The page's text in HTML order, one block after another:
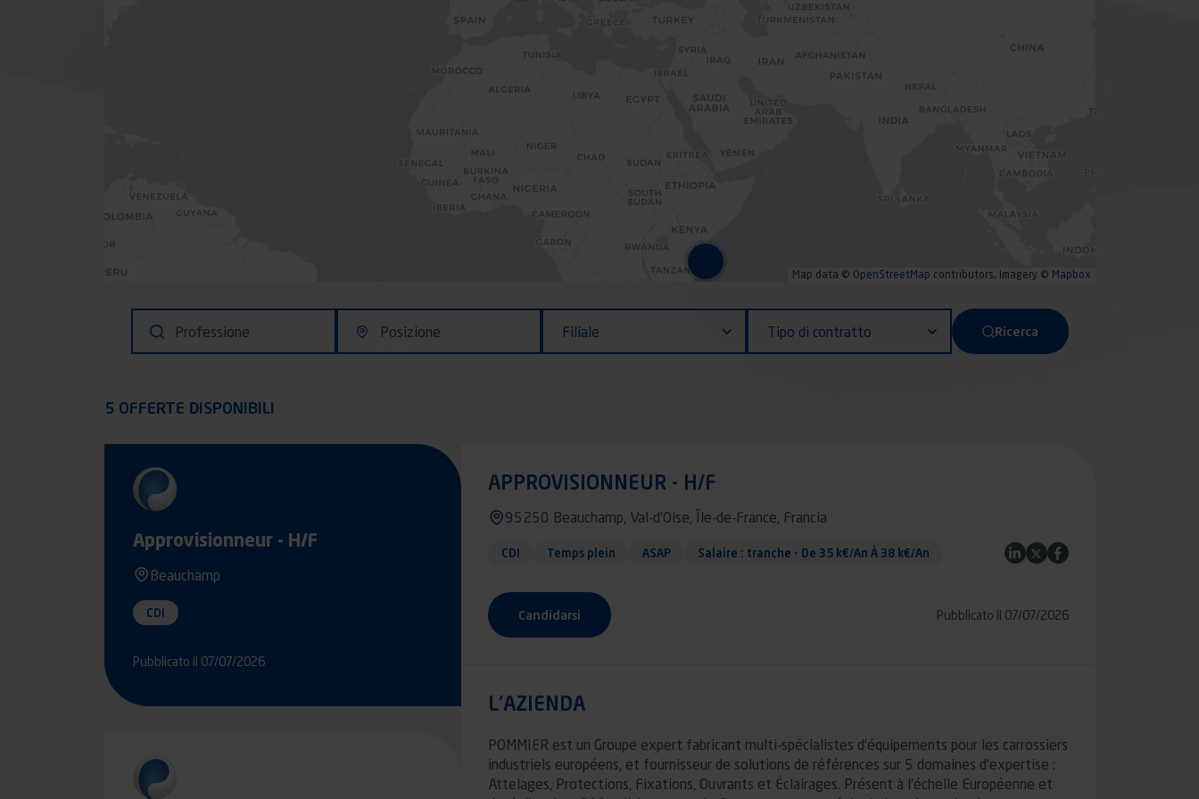
Map data © OpenStreetMap contributors, Imagery © Mapbox
FHP BEAUCHAMP
POMMIER BEAUCHAMP
POMMIER DIVES
Filiale Tipo di contratto Ricerca
5 OFFERTE DISPONIBILI
Approvisionneur - H/F
Beauchamp
CDI
Pubblicato il 07/07/2026
APPROVISIONNEUR - H/F
95250 Beauchamp, Val-d'Oise, Île-de-France, Francia
CDI Temps plein ASAP Salaire : tranche - De 35 k€/An À 38 k€/An LinkedIn
TwitterFacebook
Candidarsi Pubblicato il 07/07/2026
L'AZIENDA
POMMIER est un Groupe expert fabricant multi-spécialistes d’équipements pour les carrossiers
industriels européens, et fournisseur de solutions de références sur 5 domaines d'expertise :
Attelages, Protections, Fixations, Ouvrants et Éclairages. Présent à l’échelle Européenne et